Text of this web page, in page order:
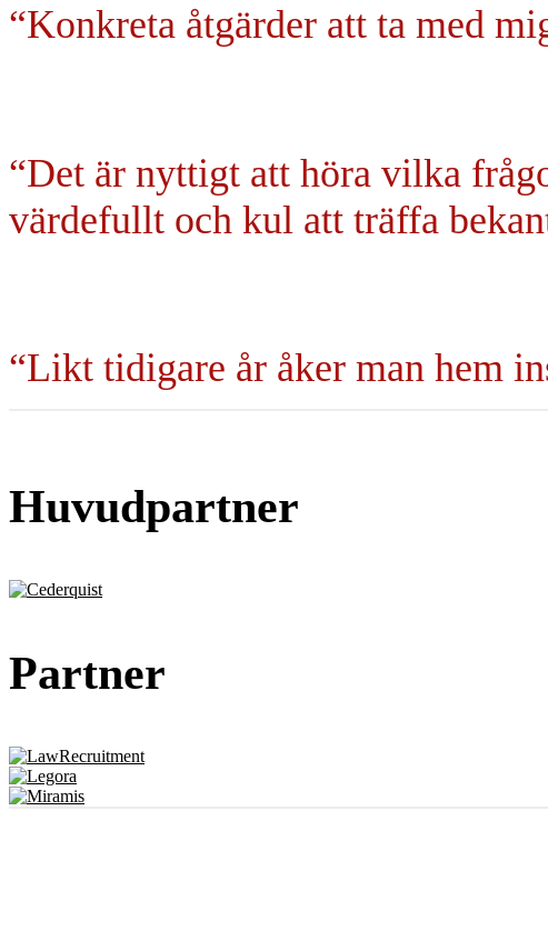
“Konkreta åtgärder att ta med
“Det är nyttigt att höra vilka
värdefullt och kul att träffa
“Likt tidigare år åker man hem
Huvudpartner
Partner